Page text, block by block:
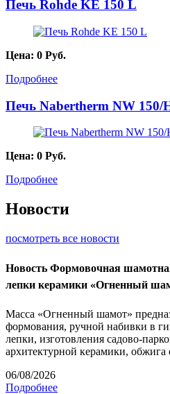
Печь Rohde KE 150 L
Цена: 0 Руб.
Подробнее
Печь Nabertherm NW 150/
Цена: 0 Руб.
Подробнее
Новости
посмотреть все новости
Новость Формовочная
лепки керамики «Огненный
Масса «Огненный шамот»
формования, ручной набивки в
лепки, изготовления садово-
архитектурной керамики, обжига
06/08/2026
Подробнее